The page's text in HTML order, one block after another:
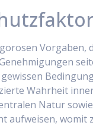
Vorgaben,
Wahrheit
Natur
aufweisen, womit